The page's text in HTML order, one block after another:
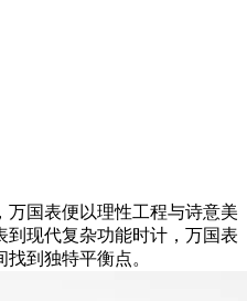
万国表便以理性工程与诗意美
现代复杂功能时计，万国表
到独特平衡点。